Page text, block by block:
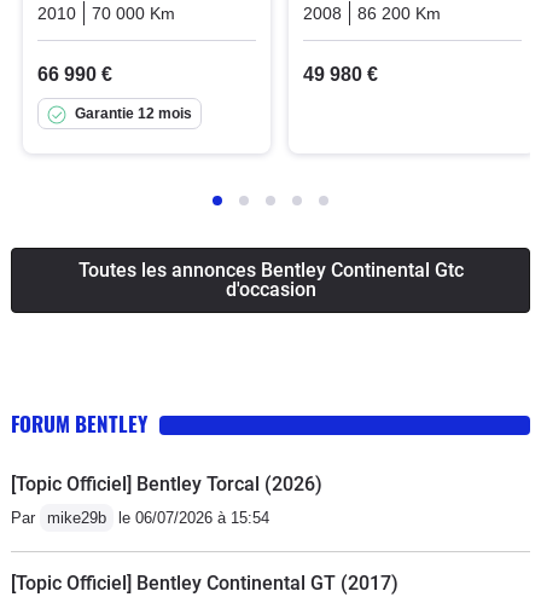
2010
70 000 Km Essence
66 990 €
Garantie 12 mois
2008
86 200 Km
49 980 €
Toutes les annonces Bentley Continental Gtc
d'occasion
FORUM BENTLEY
[Topic Officiel] Bentley Torcal (2026)
Par mike29b le 06/07/2026 à 15:54
[Topic Officiel] Bentley Continental GT (2017)